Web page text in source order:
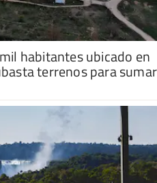
habitantes ubicado en
terrenos para sumar